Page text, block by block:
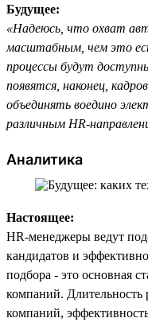
Будущее:
«Надеюсь, что охват
масштабным, чем это
процессы будут
появятся, наконец,
объединять воедино
различным HR-
Аналитика
Настоящее:
HR-менеджеры ведут
кандидатов и
подбора - это основная
компаний.
компаний,